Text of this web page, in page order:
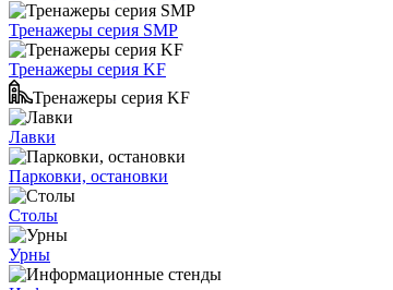
Тренажеры серия SMP
Тренажеры серия KF
Тренажеры серия KF
Лавки
Парковки, остановки
Столы
Урны